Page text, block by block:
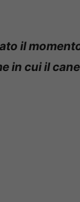
il
in cui il